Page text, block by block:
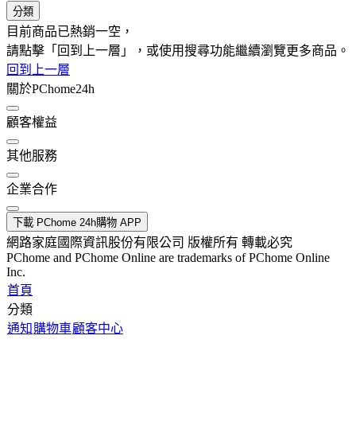
分類
目前商品已熱銷一空，
請點擊「回到上一層」，或使用搜尋功能繼續瀏覽更多商品。
回到上一層
關於PChome24h
顧客權益
其他服務
企業合作
下載 PChome 24h購物 APP
網路家庭國際資訊股份有限公司 版權所有 轉載必究
PChome and PChome Online are trademarks of PChome Online
Inc.
首頁
分類
通知 購物車顧客中心